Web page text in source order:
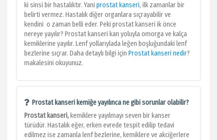
ki sinsi bir hastalıktır. Yani prostat kanseri, ilk zamanlar bir
belirti vermez. Hastalık diğer organlara sıçrayabilir ve
kendini o zaman belli eder. Peki prostat kanseri ik önce
nereye yayılır? Prostat kanseri kan yoluyla omorga ve kalça
kemiklerine yayılır. Lenf yollarıylada leğen boşluğundaki lenf
bezlerine sıçrar. Daha detaylı bilgi için Prostat kanseri nedir?
makalesini okuyunuz.
Prostat kanseri kemiğe yayılınca ne gibi sorunlar olabilir?
Prostat kanseri, kemiklere yayılmayı seven bir kanser
türüdür. Hastalık eğer, erken evrede tespit edilip tedavi
edilmez ise zamanla lenf bezlerine, kemiklere ve akciğerlere